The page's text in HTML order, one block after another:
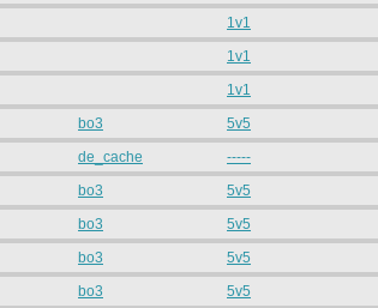
1v1
1v1
1v1
bo3 5v5
de_cache -----
bo3 5v5
bo3 5v5
bo3 5v5
bo3 5v5